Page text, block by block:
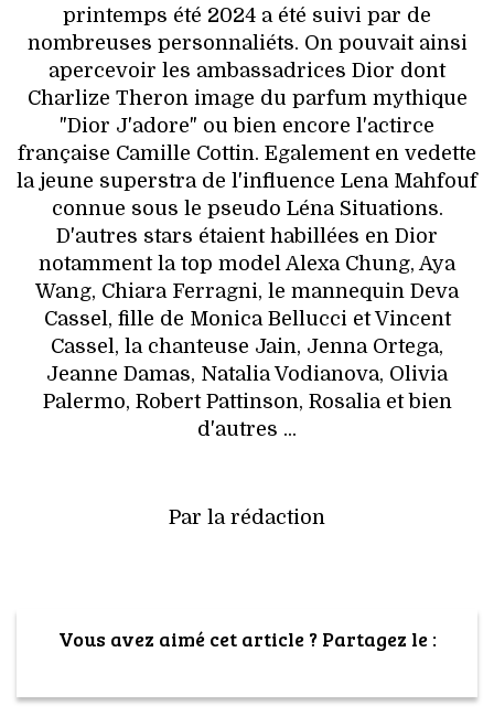
printemps été 2024 a été suivi par de
nombreuses personnaliéts. On pouvait ainsi
apercevoir les ambassadrices Dior dont
Charlize Theron image du parfum mythique
"Dior J'adore" ou bien encore l'actirce
française Camille Cottin. Egalement en vedette
la jeune superstra de l'influence Lena Mahfouf
connue sous le pseudo Léna Situations.
D'autres stars étaient habillées en Dior
notamment la top model Alexa Chung, Aya
Wang, Chiara Ferragni, le mannequin Deva
Cassel, fille de Monica Bellucci et Vincent
Cassel, la chanteuse Jain, Jenna Ortega,
Jeanne Damas, Natalia Vodianova, Olivia
Palermo, Robert Pattinson, Rosalia et bien
d'autres ...
Par la rédaction
Vous avez aimé cet article ? Partagez le :